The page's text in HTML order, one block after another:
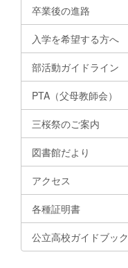
卒業後の進路
入学を希望する方へ
部活動ガイドライン
PTA（父母教師会）
三桜祭のご案内
図書館だより
アクセス
各種証明書
公立高校ガイドブック